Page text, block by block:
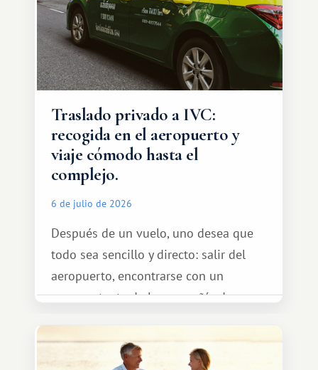
Traslado privado a IVC:
recogida en el aeropuerto y
viaje cómodo hasta el
complejo.
6 de julio de 2026
Después de un vuelo, uno desea que
todo sea sencillo y directo: salir del
aeropuerto, encontrarse con un
representante de la compañía de
tranquilamente hasta el complejo
turístico.